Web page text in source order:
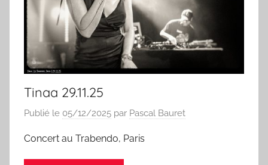
Tinaa 29.11.25
Publié le 05/12/2025 par Pascal Bauret
Concert au Trabendo, Paris